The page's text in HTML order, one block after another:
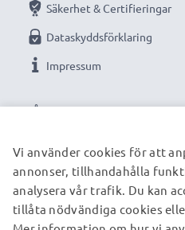
VÅRA
Säkerhet & Certifieringar
Dataskyddsförklaring
Impressum
VÅRA FRAKTPARTNERS
Vi använder cookies för att
annonser, tillhandahålla
analysera vår trafik. Du kan
tillåta nödvändiga cookies